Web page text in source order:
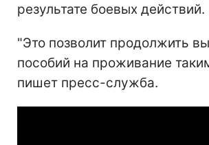
результате боевых действий.
"Это позволит продолжить
пособий на проживание
пишет пресс-служба.